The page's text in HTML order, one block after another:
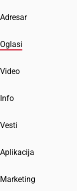
Adresar
Oglasi
Video
Info
Vesti
Aplikacija
Marketing